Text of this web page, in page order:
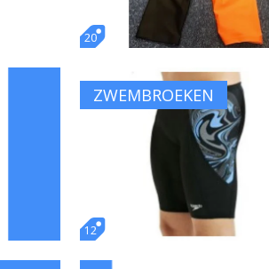
20
ZWEMBROEKEN
12